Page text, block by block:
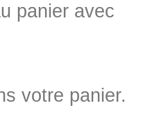
panier avec
votre panier.